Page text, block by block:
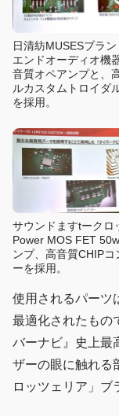
日清紡MUSESブラン
エンドオーディオ機
音質オペアンプと、
ルカスタムトロイダ
を採用。
サウンドますtークロ
Power MOS FET
ンプ、高音質CHIPコ
ーを採用。
使用されるパーツ
最適化されたもの
バーナビ』史上最
ザーの眼に触れる
ロッツェリア」ブ